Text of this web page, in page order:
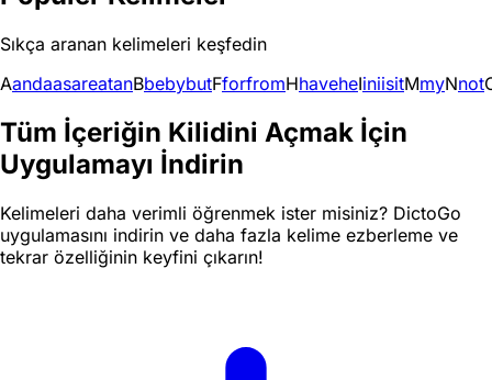
Sıkça aranan kelimeleri keşfedin
AandaasareatanBbebybutFforfromHhaveheIiniisitMmyNnot
Tüm İçeriğin Kilidini Açmak İçin
Uygulamayı İndirin
Kelimeleri daha verimli öğrenmek ister misiniz? DictoGo
uygulamasını indirin ve daha fazla kelime ezberleme ve
tekrar özelliğinin keyfini çıkarın!